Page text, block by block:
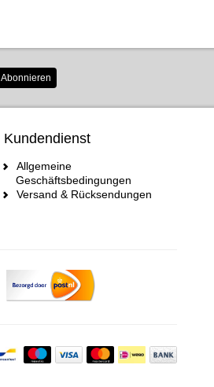
Abonnieren
Kundendienst
Allgemeine
Geschäftsbedingungen
Versand & Rücksendungen